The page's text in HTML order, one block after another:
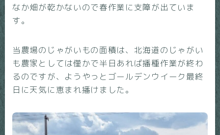
なか畑が乾かないので春作業に支障が出ていま
す。
当農場のじゃがいもの面積は、北海道のじゃがい
も農家としては僅かで半日あれば播種作業が終わ
るのですが、ようやっとゴールデンウイーク最終
日に天気に恵まれ播けました。